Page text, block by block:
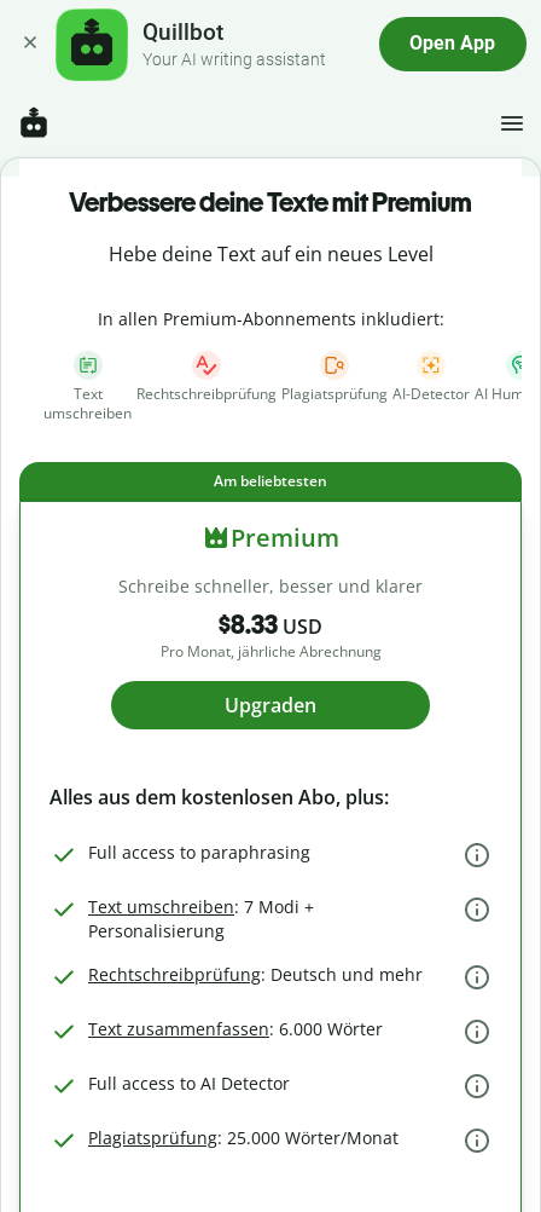
Quillbot
Your AI writing assistant
Open App
Verbessere deine Texte mit Premium
Hebe deine Text auf ein neues Level
In allen Premium-Abonnements inkludiert:
Text
umschreiben
Rechtschreibprüfung Plagiatsprüfung AI-Detector AI
Am beliebtesten
Premium
Schreibe schneller, besser und klarer
$8.33 USD
Pro Monat, jährliche Abrechnung
Upgraden
Alles aus dem kostenlosen Abo, plus:
Full access to paraphrasing
Text umschreiben: 7 Modi +
Personalisierung
Rechtschreibprüfung: Deutsch und mehr
Text zusammenfassen: 6.000 Wörter
Full access to AI Detector
Plagiatsprüfung: 25.000 Wörter/Monat